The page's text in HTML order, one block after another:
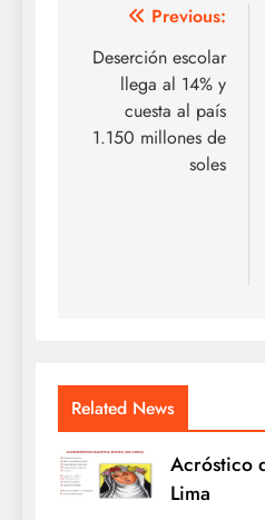
Navegación
de
entradas
Previous:
Deserción escolar
llega al 14% y
cuesta al país
1.150 millones de
soles
Related News
Acróstico
Lima